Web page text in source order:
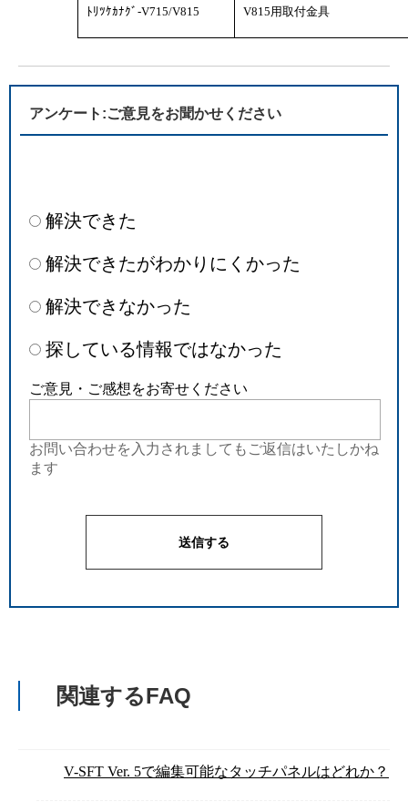
ﾄﾘﾂｹｶﾅｸﾞ-V715/V815 V815用取付金具
アンケート:ご意見をお聞かせください
解決できた
解決できたがわかりにくかった
解決できなかった
探している情報ではなかった
ご意見・ご感想をお寄せください
お問い合わせを入力されましてもご返信はいたしかね
ます
関連するFAQ
V-SFT Ver. 5で編集可能なタッチパネルはどれか？